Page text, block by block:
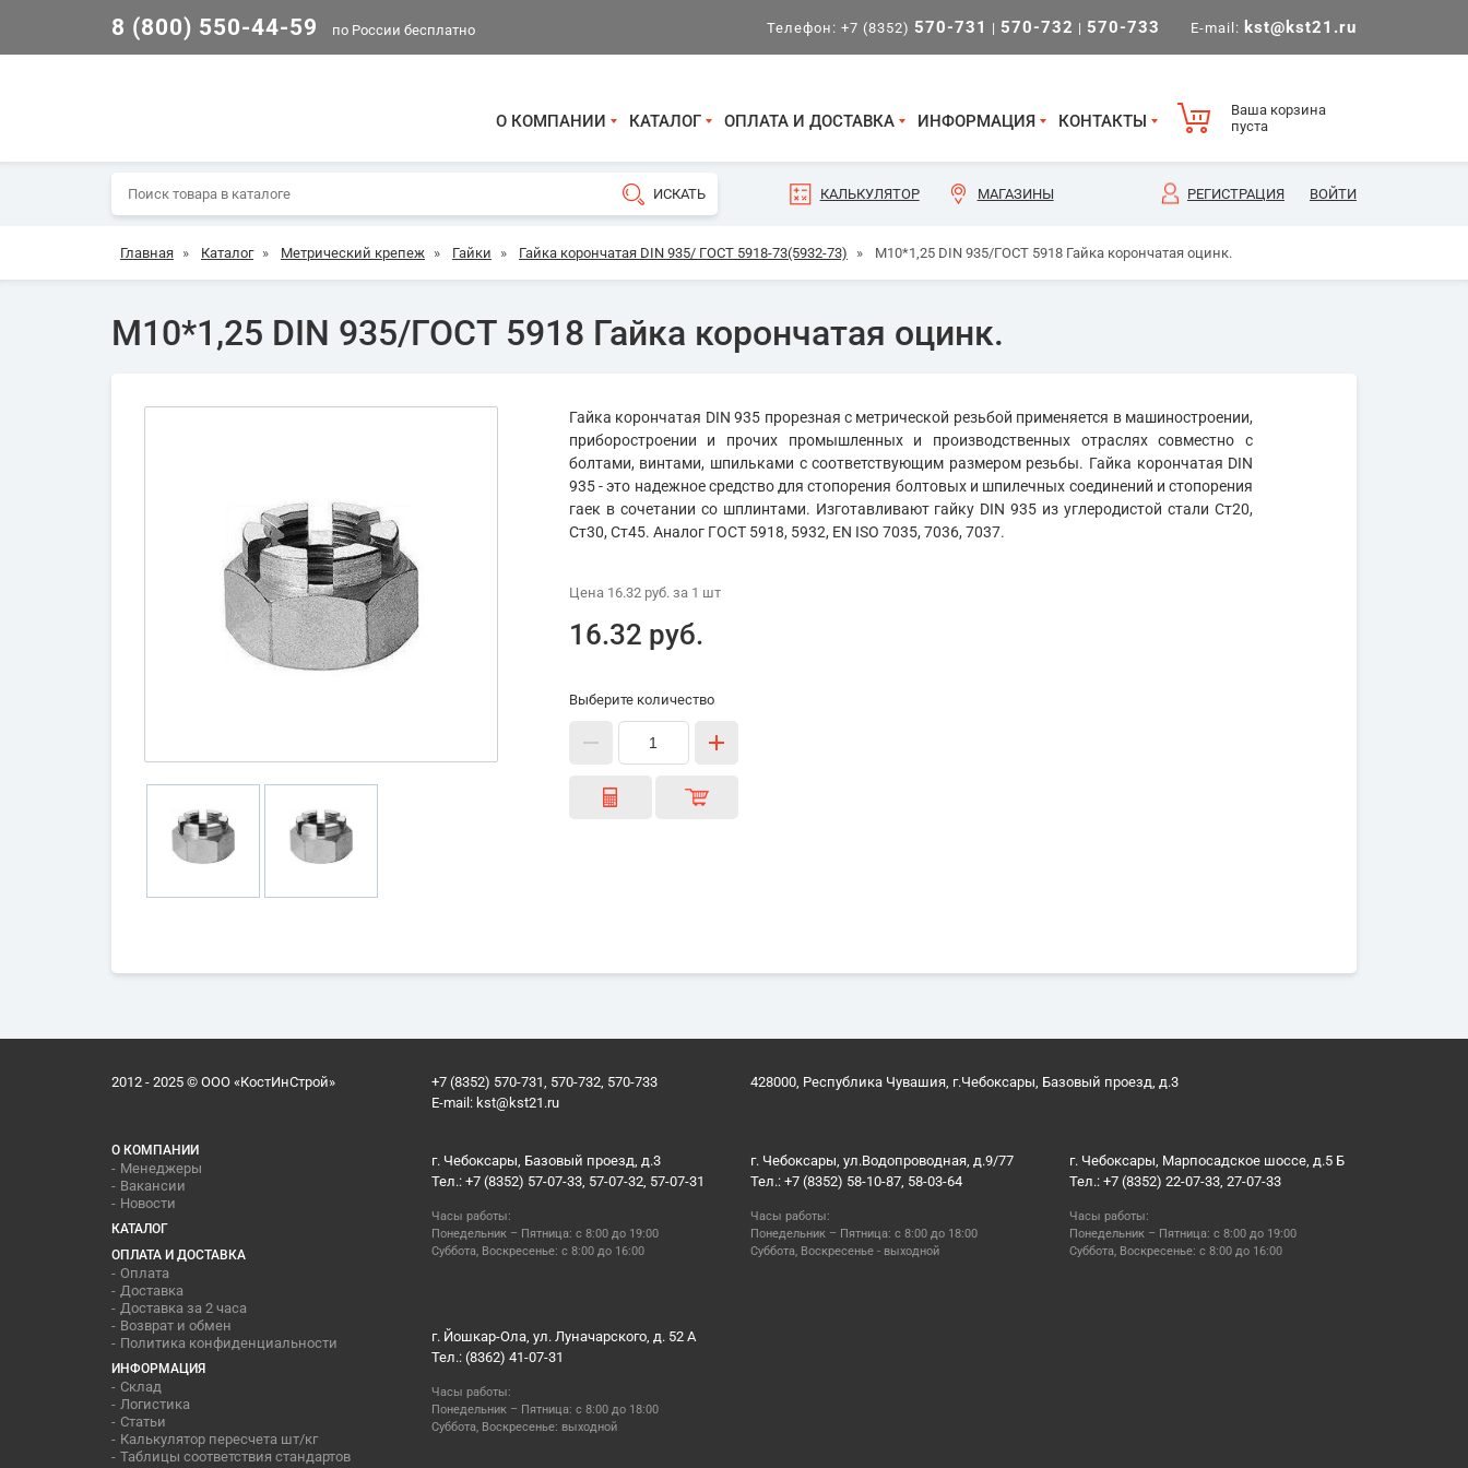
8 (800) 550-44-59 по России бесплатно Телефон: +7 (8352) 570-731 | 570-732 | 570-733 E-mail: kst@kst21.ru
О КОМПАНИИ КАТАЛОГ ОПЛАТА И ДОСТАВКА ИНФОРМАЦИЯ КОНТАКТЫ
Ваша корзина
пуста
КАЛЬКУЛЯТОР МАГАЗИНЫ РЕГИСТРАЦИЯ ВОЙТИ
Главная » Каталог » Метрический крепеж » Гайки » Гайка корончатая DIN 935/ ГОСТ 5918-73(5932-73) » М10*1,25 DIN 935/ГОСТ 5918 Гайка корончатая оцинк.
М10*1,25 DIN 935/ГОСТ 5918 Гайка корончатая оцинк.
Гайка корончатая DIN 935 прорезная с метрической резьбой применяется в машиностроении,
приборостроении и прочих промышленных и производственных отраслях совместно с
болтами, винтами, шпильками с соответствующим размером резьбы. Гайка корончатая DIN
935 - это надежное средство для стопорения болтовых и шпилечных соединений и стопорения
гаек в сочетании со шплинтами. Изготавливают гайку DIN 935 из углеродистой стали Ст20,
Ст30, Ст45. Аналог ГОСТ 5918, 5932, EN ISO 7035, 7036, 7037.
Цена 16.32 руб.за 1 шт
16.32 руб.
Выберите количество
2012 - 2025 © ООО «КостИнСтрой»
+7 (8352) 570-731, 570-732, 570-733
E-mail: kst@kst21.ru
428000, Республика Чувашия, г.Чебоксары, Базовый проезд, д.3
О КОМПАНИИ
Менеджеры
Вакансии
Новости
КАТАЛОГ
ОПЛАТА И ДОСТАВКА
Оплата
Доставка
Доставка за 2 часа
Возврат и обмен
Политика конфиденциальности
ИНФОРМАЦИЯ
Склад
Логистика
Статьи
Калькулятор пересчета шт/кг
Таблицы соответствия стандартов
г. Чебоксары, Базовый проезд, д.3
Тел.: +7 (8352) 57-07-33, 57-07-32, 57-07-31
Часы работы:
Понедельник – Пятница: с 8:00 до 19:00
Суббота, Воскресенье: с 8:00 до 16:00
г. Чебоксары, ул.Водопроводная, д.9/77
Тел.: +7 (8352) 58-10-87, 58-03-64
Часы работы:
Понедельник – Пятница: с 8:00 до 18:00
Суббота, Воскресенье - выходной
г. Чебоксары, Марпосадское шоссе, д.5 Б
Тел.: +7 (8352) 22-07-33, 27-07-33
Часы работы:
Понедельник – Пятница: с 8:00 до 19:00
Суббота, Воскресенье: с 8:00 до 16:00
г. Йошкар-Ола, ул. Луначарского, д. 52 А
Тел.: (8362) 41-07-31
Часы работы:
Понедельник – Пятница: с 8:00 до 18:00
Суббота, Воскресенье: выходной